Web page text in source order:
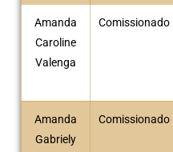
Amanda
Caroline
Valenga
Comissionado
Amanda
Gabriely
Comissionado